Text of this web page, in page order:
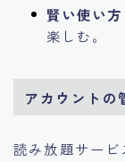
賢い使い方
楽しむ。
アカウントの
読み放題サービ